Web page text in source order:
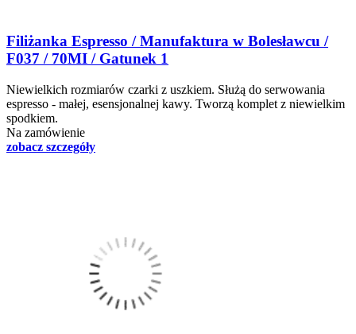
Filiżanka Espresso / Manufaktura w Bolesławcu /
F037 / 70MI / Gatunek 1
Niewielkich rozmiarów czarki z uszkiem. Służą do serwowania
espresso - małej, esensjonalnej kawy. Tworzą komplet z niewielkim
spodkiem.
Na zamówienie
zobacz szczegóły